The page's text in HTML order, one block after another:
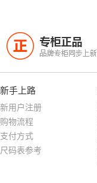
正 专柜正品
品牌专柜同步上新
新手上路
新用户注册
购物流程
支付方式
尺码表参考